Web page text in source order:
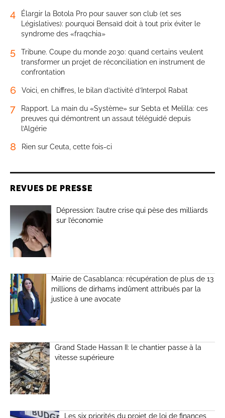
4
Élargir la Botola Pro pour sauver son club (et ses
Législatives): pourquoi Bensaïd doit à tout prix éviter le
syndrome des «fraqchia»
5
Tribune. Coupe du monde 2030: quand certains veulent
transformer un projet de réconciliation en instrument de
confrontation
6 Voici, en chiffres, le bilan d’activité d’Interpol Rabat
7
Rapport. La main du «Système» sur Sebta et Melilla: ces
preuves qui démontrent un assaut téléguidé depuis
l’Algérie
8 Rien sur Ceuta, cette fois-ci
REVUES DE PRESSE
Dépression: l’autre crise qui pèse des milliards
sur l’économie
Mairie de Casablanca: récupération de plus de 13
millions de dirhams indûment attribués par la
justice à une avocate
Grand Stade Hassan II: le chantier passe à la
vitesse supérieure
Les six priorités du projet de loi de finances